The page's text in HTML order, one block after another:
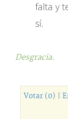
falta y
sí.
Desgracia.
Votar (0)